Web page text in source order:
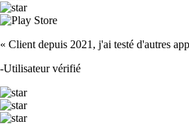
« Client depuis 2021, j'ai testé d'autres
-Utilisateur vérifié